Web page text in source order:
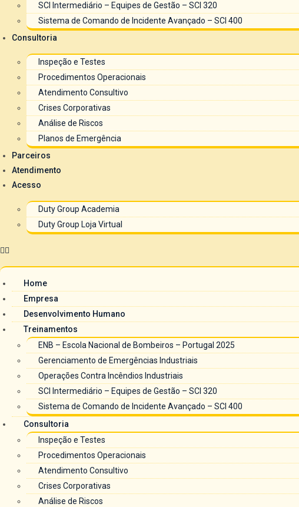
SCI Intermediário – Equipes de Gestão – SCI 320
Sistema de Comando de Incidente Avançado – SCI 400
Consultoria
Inspeção e Testes
Procedimentos Operacionais
Atendimento Consultivo
Crises Corporativas
Análise de Riscos
Planos de Emergência
Parceiros
Atendimento
Acesso
Duty Group Academia
Duty Group Loja Virtual
Home
Empresa
Desenvolvimento Humano
Treinamentos
ENB – Escola Nacional de Bombeiros – Portugal 2025
Gerenciamento de Emergências Industriais
Operações Contra Incêndios Industriais
SCI Intermediário – Equipes de Gestão – SCI 320
Sistema de Comando de Incidente Avançado – SCI 400
Consultoria
Inspeção e Testes
Procedimentos Operacionais
Atendimento Consultivo
Crises Corporativas
Análise de Riscos